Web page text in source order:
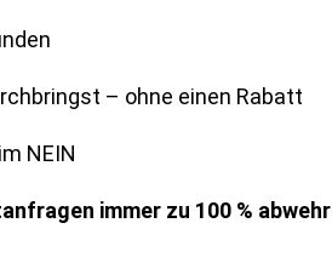
– ohne einen Rabatt
NEIN
immer zu 100 %